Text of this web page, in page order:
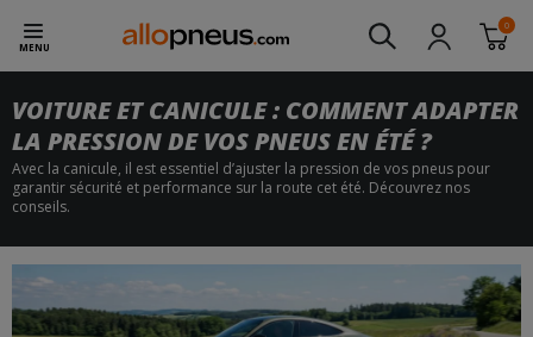
MENU
0
VOITURE ET CANICULE : COMMENT ADAPTER
LA PRESSION DE VOS PNEUS EN ÉTÉ ?
Avec la canicule, il est essentiel d’ajuster la pression de vos pneus pour
garantir sécurité et performance sur la route cet été. Découvrez nos
conseils.